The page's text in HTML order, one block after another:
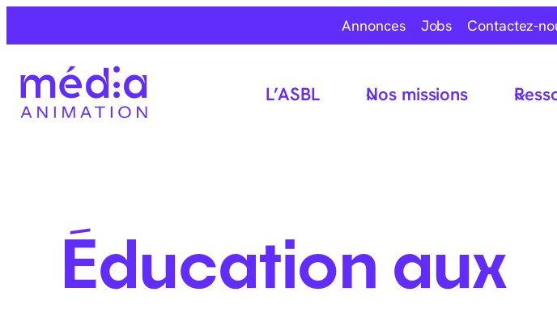
Annonces Jobs Contactez-
L’ASBL Nos missions
Éducation aux